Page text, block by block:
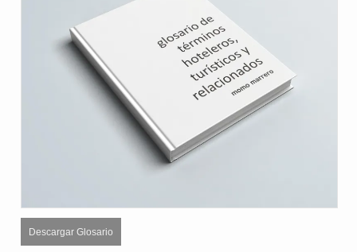
Descargar Glosario